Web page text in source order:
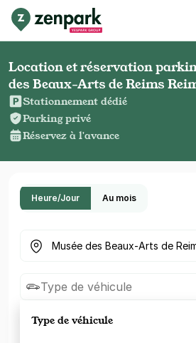
Location et réservation
des Beaux-Arts de Reims
Stationnement dédié
Parking privé
Réservez à l'avance
Heure/Jour Au mois
Où cherchez-vous un parking ?
Type de véhicule
Type de véhicule